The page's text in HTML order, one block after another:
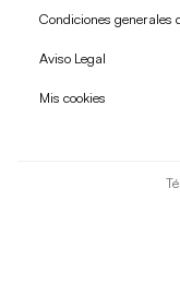
Condiciones generales
Aviso Legal
Mis cookies